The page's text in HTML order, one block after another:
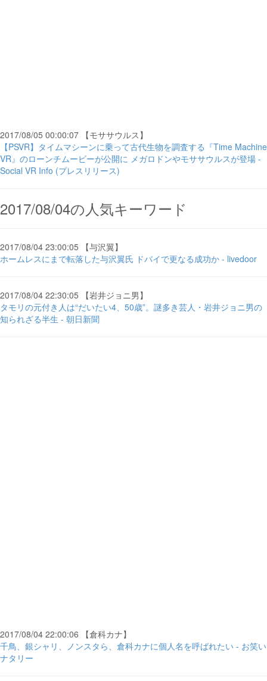
2017/08/05 00:00:07 【モササウルス】
【PSVR】タイムマシーンに乗って古代生物を調査する『Time Machine
VR』のローンチムービーが公開に メガロドンやモササウルスが登場 -
Social VR Info (プレスリリース)
2017/08/04の人気キーワード
2017/08/04 23:00:05 【与沢翼】
ホームレスにまで転落した与沢翼氏 ドバイで更なる成功か - livedoor
2017/08/04 22:30:05 【岩井ジョニ男】
タモリの元付き人は“だいたい4、50歳”。謎多き芸人・岩井ジョニ男の
知られざる半生 - 朝日新聞
2017/08/04 22:00:06 【倉科カナ】
千鳥、銀シャリ、ノンスタら、倉科カナに個人名を呼ばれたい - お笑い
ナタリー